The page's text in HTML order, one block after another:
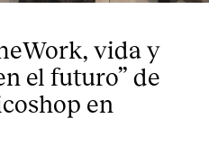
vida y
el futuro” de
en